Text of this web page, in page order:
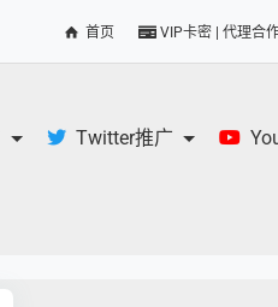
首页 VIP卡密 | 代理合
Twitter推广